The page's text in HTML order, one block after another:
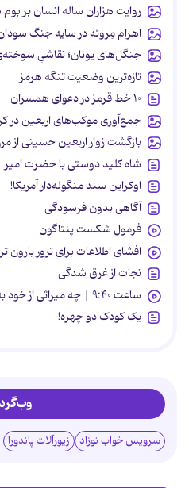
روایت هزاران ساله انسان بر
اهرام مِروئه در سایه جنگ
جنگل‌های یونان؛ نقاشیِ
تازه‌ترین وضعیت تنگه هرمز
۱۰ خط قرمز در دعوای همسران
جمع‌آوری موکب‌های اربعین در
بازگشت زوار اربعین حسینی از
شاه کلید دوستی با حضرت امیر
اوکراین سند منگوله‌دار آمریکا!
آگاهی بدون فرسودگی
فرمول شکست پنتاگون
افشای اطلاعات برای ترور بارون
نجات از غرق شدگی
ساعت ۹:۴۰ | چه میراثی از خود به جای گذاشت؟
یک کودک دو چهره!
سرویس خواب نوزاد زیورآلات پاندورا